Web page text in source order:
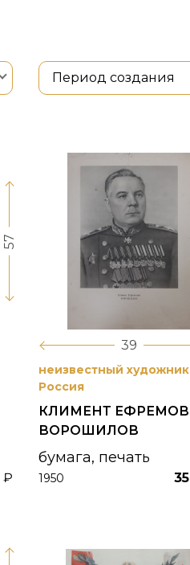
Период создания
57
₽
39
неизвестный
Россия
КЛИМЕНТ
ВОРОШИЛОВ
бумага, печать
1950